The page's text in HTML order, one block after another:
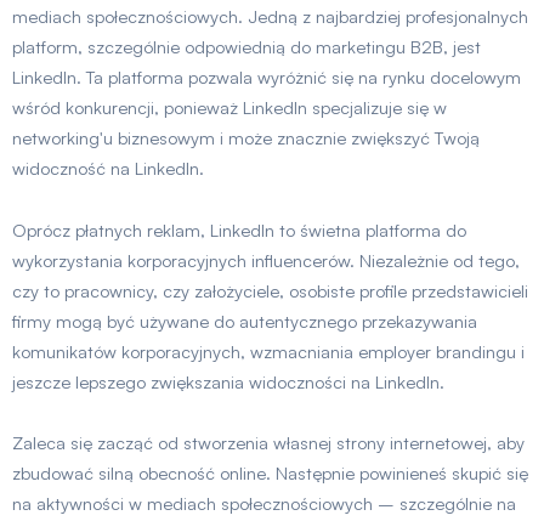
mediach społecznościowych. Jedną z najbardziej profesjonalnych
platform, szczególnie odpowiednią do marketingu B2B, jest
LinkedIn. Ta platforma pozwala wyróżnić się na rynku docelowym
wśród konkurencji, ponieważ LinkedIn specjalizuje się w
networking'u biznesowym i może znacznie zwiększyć Twoją
widoczność na LinkedIn.
Oprócz płatnych reklam, LinkedIn to świetna platforma do
wykorzystania korporacyjnych influencerów. Niezależnie od tego,
czy to pracownicy, czy założyciele, osobiste profile przedstawicieli
firmy mogą być używane do autentycznego przekazywania
komunikatów korporacyjnych, wzmacniania employer brandingu i
jeszcze lepszego zwiększania widoczności na LinkedIn.
Zaleca się zacząć od stworzenia własnej strony internetowej, aby
zbudować silną obecność online. Następnie powinieneś skupić się
na aktywności w mediach społecznościowych – szczególnie na